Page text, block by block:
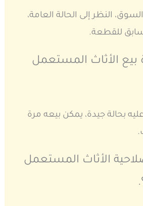
النظر إلى الحالة العامة،
للقطعة.
بيع الأثاث المستعمل
بحالة جيدة، يمكن بيعه مرة
الأثاث المستعمل